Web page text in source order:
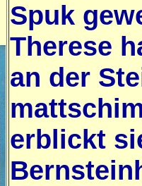
Spuk
Therese
an der
erblickt